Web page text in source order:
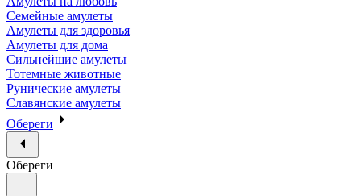
Семейные амулеты
Амулеты для здоровья
Амулеты для дома
Сильнейшие амулеты
Тотемные животные
Рунические амулеты
Славянские амулеты
Обереги
Обереги